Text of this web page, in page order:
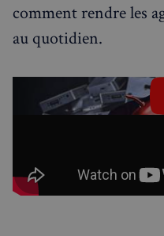
comment rendre les
au quotidien.